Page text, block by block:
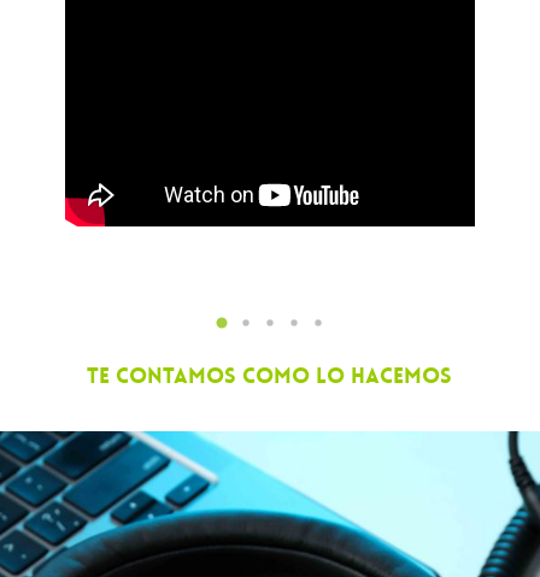
TE CONTAMOS COMO LO HACEMOS